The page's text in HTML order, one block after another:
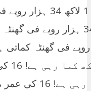
رقم آپ کے بٹوے میں ہو
کے بٹوے میں ہو تو کیسا ہو” “وہ 1
کیسا ہو” وہ 1 لاکھ 344 ہزار
تو
اب “لندن کی